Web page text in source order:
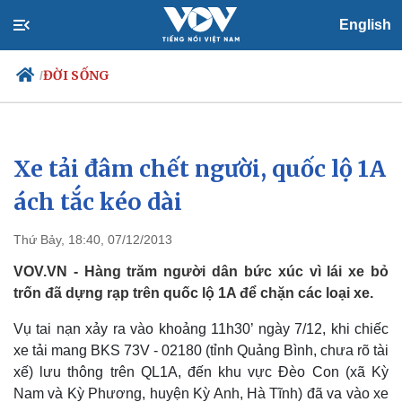
English
/ĐỜI SỐNG
Chính trị
Đảng
Tổ chức nhân sự
Nhận diện sự thật
Xã hội
Việc làm
Biển đảo
Xe tải đâm chết người, quốc lộ 1A
ách tắc kéo dài
Thứ Bảy, 18:40, 07/12/2013
VOV.VN - Hàng trăm người dân bức xúc vì lái xe bỏ
trốn đã dựng rạp trên quốc lộ 1A để chặn các loại xe.
Vụ tai nạn xảy ra vào khoảng 11h30’ ngày 7/12, khi chiếc
xe tải mang BKS 73V - 02180 (tỉnh Quảng Bình, chưa rõ tài
xế) lưu thông trên QL1A, đến khu vực Đèo Con (xã Kỳ
Nam và Kỳ Phương, huyện Kỳ Anh, Hà Tĩnh) đã va vào xe